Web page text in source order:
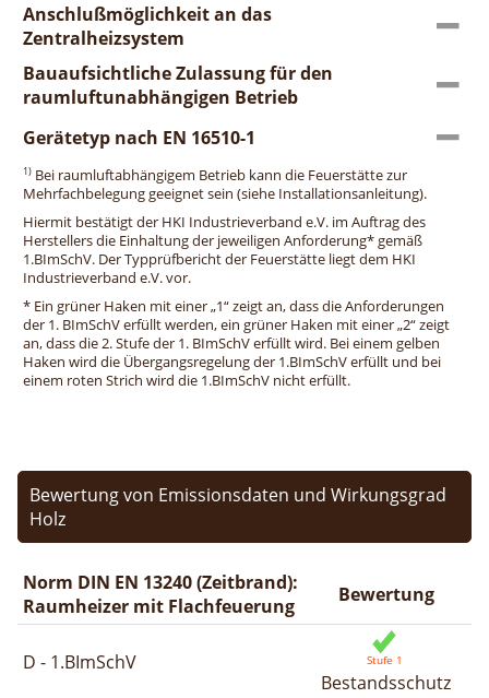
Anschlußmöglichkeit an das
Zentralheizsystem
Bauaufsichtliche Zulassung für den
raumluftunabhängigen Betrieb
Gerätetyp nach EN 16510-1
1) Bei raumluftabhängigem Betrieb kann die Feuerstätte zur
Mehrfachbelegung geeignet sein (siehe Installationsanleitung).
Hiermit bestätigt der HKI Industrieverband e.V. im Auftrag des
Herstellers die Einhaltung der jeweiligen Anforderung* gemäß
1.BImSchV. Der Typprüfbericht der Feuerstätte liegt dem HKI
Industrieverband e.V. vor.
* Ein grüner Haken mit einer „1“ zeigt an, dass die Anforderungen
der 1. BImSchV erfüllt werden, ein grüner Haken mit einer „2“ zeigt
an, dass die 2. Stufe der 1. BImSchV erfüllt wird. Bei einem gelben
Haken wird die Übergangsregelung der 1.BImSchV erfüllt und bei
einem roten Strich wird die 1.BImSchV nicht erfüllt.
Bewertung von Emissionsdaten und Wirkungsgrad
Holz
Norm DIN EN 13240 (Zeitbrand):
Raumheizer mit Flachfeuerung
Bewertung
D - 1.BImSchV
Bestandsschutz